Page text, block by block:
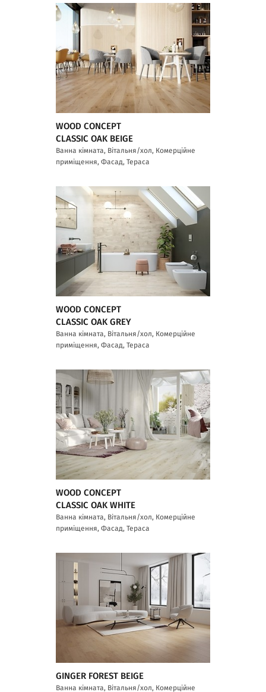
WOOD CONCEPT
CLASSIC OAK BEIGE
Ванна кімната, Вітальня/хол, Комерційне
приміщення, Фасад, Тераса
WOOD CONCEPT
CLASSIC OAK GREY
Ванна кімната, Вітальня/хол, Комерційне
приміщення, Фасад, Тераса
WOOD CONCEPT
CLASSIC OAK WHITE
Ванна кімната, Вітальня/хол, Комерційне
приміщення, Фасад, Тераса
GINGER FOREST BEIGE
Ванна кімната, Вітальня/хол, Комерційне